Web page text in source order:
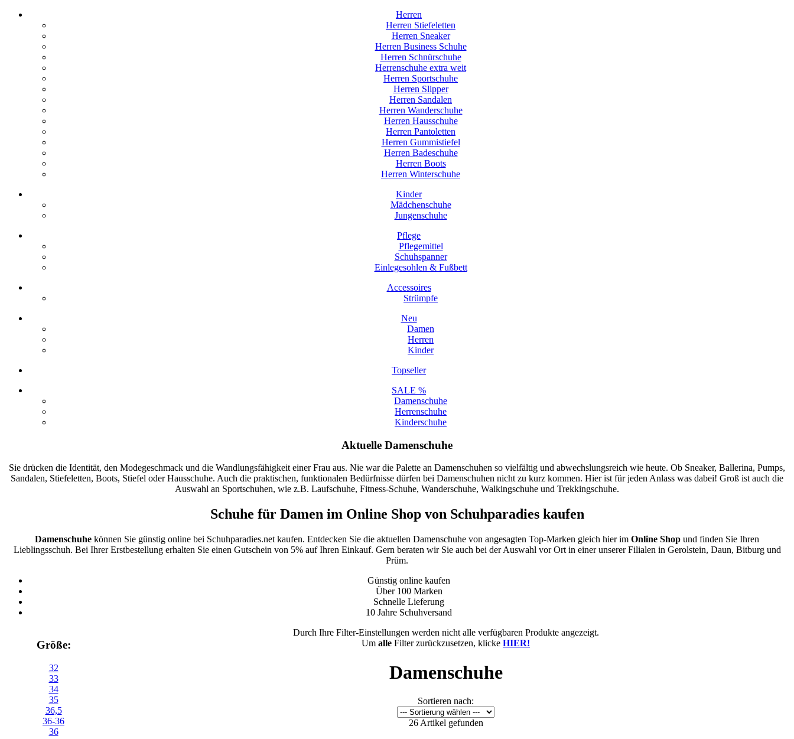
Herren
Herren Stiefeletten
Herren Sneaker
Herren Business Schuhe
Herren Schnürschuhe
Herrenschuhe extra weit
Herren Sportschuhe
Herren Slipper
Herren Sandalen
Herren Wanderschuhe
Herren Hausschuhe
Herren Pantoletten
Herren Gummistiefel
Herren Badeschuhe
Herren Boots
Herren Winterschuhe
Kinder
Mädchenschuhe
Jungenschuhe
Pflege
Pflegemittel
Schuhspanner
Einlegesohlen & Fußbett
Accessoires
Strümpfe
Neu
Damen
Herren
Kinder
Topseller
SALE %
Damenschuhe
Herrenschuhe
Kinderschuhe
Aktuelle Damenschuhe
Sie drücken die Identität, den Modegeschmack und die Wandlungsfähigkeit einer Frau aus. Nie war die Palette an Damenschuhen so vielfältig und abwechslungsreich wie heute. Ob Sneaker, Ballerina, Pumps,
Sandalen, Stiefeletten, Boots, Stiefel oder Hausschuhe. Auch die praktischen, funktionalen Bedürfnisse dürfen bei Damenschuhen nicht zu kurz kommen. Hier ist für jeden Anlass was dabei! Groß ist auch die
Auswahl an Sportschuhen, wie z.B. Laufschuhe, Fitness-Schuhe, Wanderschuhe, Walkingschuhe und Trekkingschuhe.
Schuhe für Damen im Online Shop von Schuhparadies kaufen
Damenschuhe können Sie günstig online bei Schuhparadies.net kaufen. Entdecken Sie die aktuellen Damenschuhe von angesagten Top-Marken gleich hier im Online Shop und finden Sie Ihren
Lieblingsschuh. Bei Ihrer Erstbestellung erhalten Sie einen Gutschein von 5% auf Ihren Einkauf. Gern beraten wir Sie auch bei der Auswahl vor Ort in einer unserer Filialen in Gerolstein, Daun, Bitburg und
Prüm.
Günstig online kaufen
Über 100 Marken
Schnelle Lieferung
10 Jahre Schuhversand
Größe:
32
33
34
35
36,5
36-36
36
Durch Ihre Filter-Einstellungen werden nicht alle verfügbaren Produkte angezeigt.
Um alle Filter zurückzusetzen, klicke HIER!
Damenschuhe
Sortieren nach:
26 Artikel gefunden